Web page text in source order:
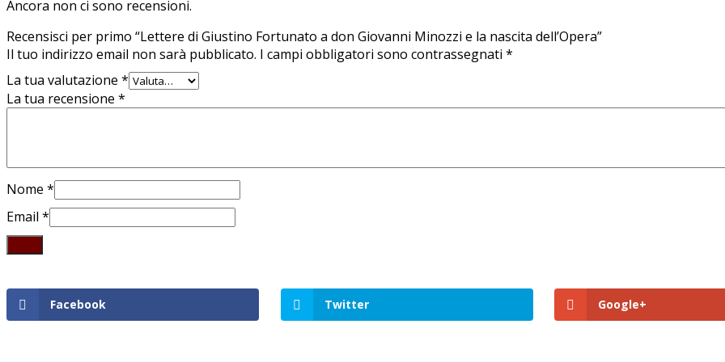
Ancora non ci sono recensioni.
Recensisci per primo “Lettere di Giustino Fortunato a don Giovanni Minozzi e la nascita dell’Opera”
Il tuo indirizzo email non sarà pubblicato. I campi obbligatori sono contrassegnati *
La tua valutazione *
La tua recensione *
Nome *
Email *
Facebook Twitter Google+